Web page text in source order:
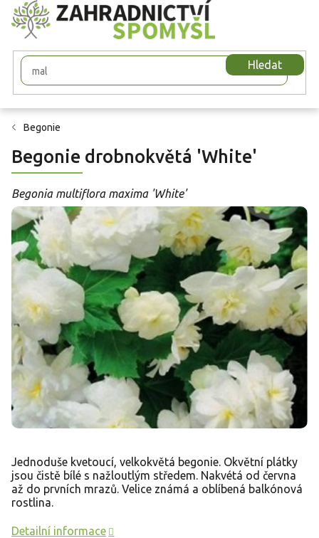
Přejít
na
obsah
Hledat
Begonie
Begonie drobnokvětá 'White'
Begonia multiflora maxima 'White'
Jednoduše kvetoucí, velkokvětá begonie. Okvětní plátky
jsou čistě bílé s nažloutlým středem. Nakvétá od června
až do prvních mrazů. Velice známá a oblíbená balkónová
rostlina.
Detailní informace